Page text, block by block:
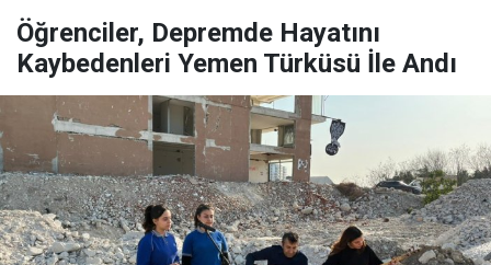
Öğrenciler, Depremde Hayatını
Kaybedenleri Yemen Türküsü İle Andı